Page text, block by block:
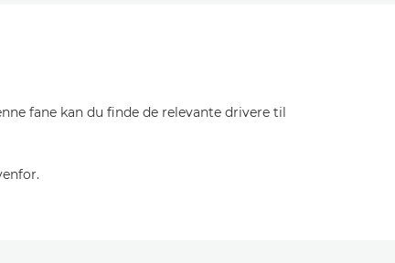
fane kan du finde de relevante drivere til